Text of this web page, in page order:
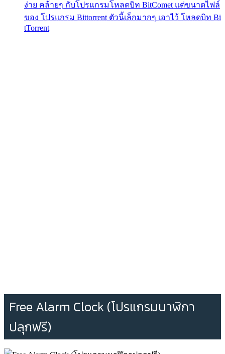
ง่าย คล้ายๆ กับโปรแกรมโหลดบิท BitComet แต่ขนาดไฟล์
ของ โปรแกรม Bittorrent ตัวนี้เล็กมากๆ เอาไว้ โหลดบิท Bi
tTorrent
Free Alarm Clock (โปรแกรมนาฬิกา
ปลุกฟรี)